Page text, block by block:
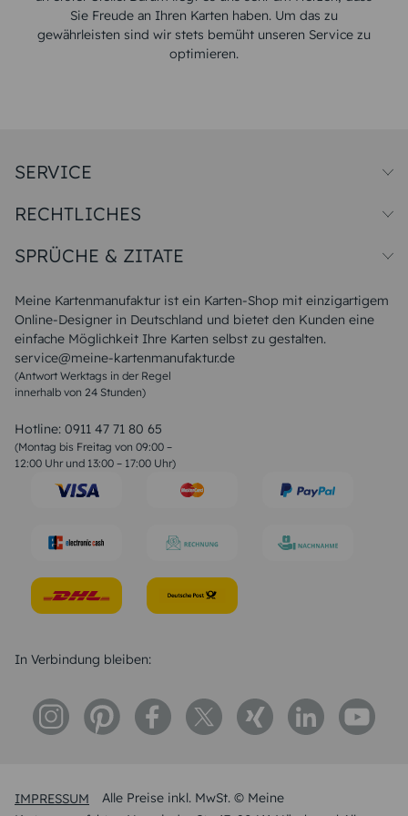
Sie Freude an Ihren Karten haben. Um das zu
gewährleisten sind wir stets bemüht unseren Service zu
optimieren.
Meine Kartenmanufaktur ist ein Karten-Shop mit einzigartigem
Online-Designer in Deutschland und bietet den Kunden eine
einfache Möglichkeit Ihre Karten selbst zu gestalten.
service@meine-kartenmanufaktur.de
(Antwort Werktags in der Regel
innerhalb von 24 Stunden)
Hotline: 0911 47 71 80 65
(Montag bis Freitag von 09:00 –
12:00 Uhr und 13:00 – 17:00 Uhr)
SERVICE
Papiersorten
Unsere Produktion
Magazin
FAQ
RECHTLICHES
Widerrufsbelehrung
SPRÜCHE & ZITATE
Liebeskummer Sprüche
Sommer Sprüche
Muttertagssprüche
Sprüche zur Hochzeit
Sprüche zur Konfirmation & Kommunion
Weihnachtsgedichte
Liebessprüche
Geburtstagssprüche
Trauersprüche
Konfirmation Glückwünsche
IMPRESSUM
Alle Preise inkl. MwSt. © Meine
In Verbindung bleiben: